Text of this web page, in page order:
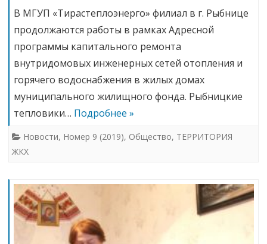
В МГУП «Тирастеплоэнерго» филиал в г. Рыбнице
продолжаются работы в рамках Адресной
программы капитального ремонта
внутридомовых инженерных сетей отопления и
горячего водоснабжения в жилых домах
муниципального жилищного фонда. Рыбницкие
тепловики… Подробнее »
Новости, Номер 9 (2019), Общество, ТЕРРИТОРИЯ
ЖКХ